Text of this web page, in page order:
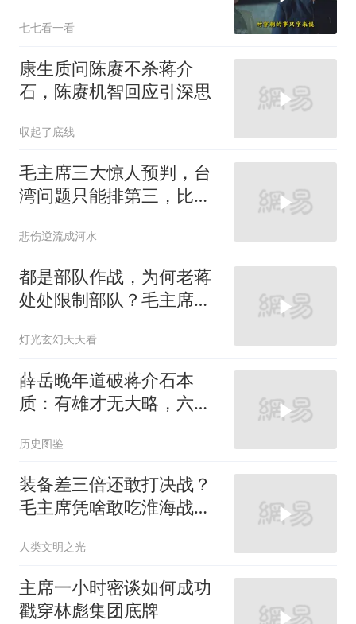
七七看一看
康生质问陈赓不杀蒋介
石，陈赓机智回应引深思
収起了底线
毛主席三大惊人预判，台
湾问题只能排第三，比别
悲伤逆流成河水
都是部队作战，为何老蒋
处处限制部队？毛主席的
灯光玄幻天天看
薛岳晚年道破蒋介石本
质：有雄才无大略，六个
历史图鉴
装备差三倍还敢打决战？
毛主席凭啥敢吃淮海战役
人类文明之光
主席一小时密谈如何成功
戳穿林彪集团底牌